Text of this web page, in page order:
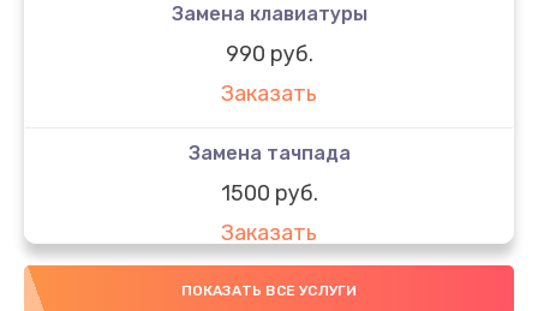
Замена клавиатуры
990 руб.
Заказать
Замена тачпада
1500 руб.
Заказать
Замена южного моста
ПОКАЗАТЬ ВСЕ УСЛУГИ